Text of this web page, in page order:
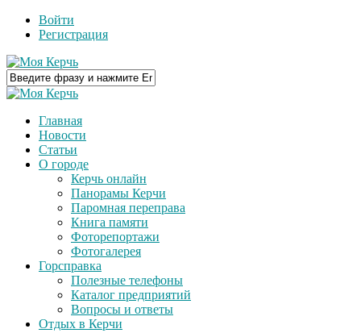
Войти
Регистрация
Главная
Новости
Статьи
О городе
Керчь онлайн
Панорамы Керчи
Паромная переправа
Книга памяти
Фоторепортажи
Фотогалерея
Горсправка
Полезные телефоны
Каталог предприятий
Вопросы и ответы
Отдых в Керчи